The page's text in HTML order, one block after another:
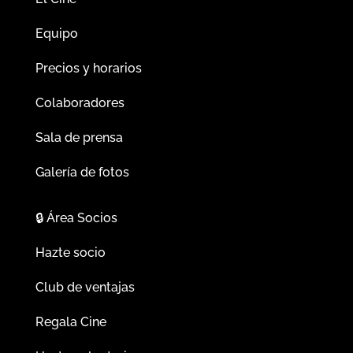
Equipo
Precios y horarios
Colaboradores
Sala de prensa
Galería de fotos
🔒Área Socios
Hazte socio
Club de ventajas
Regala Cine